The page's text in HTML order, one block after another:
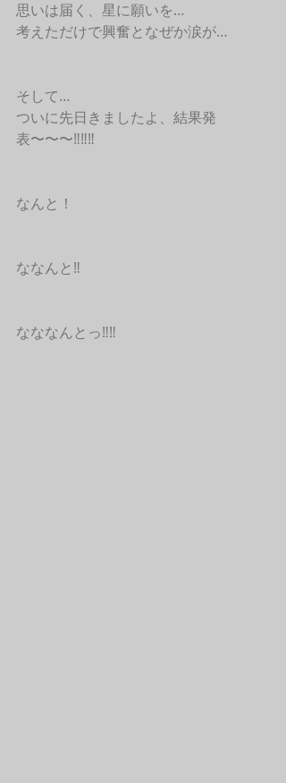
思いは届く、星に願いを…
考えただけで興奮となぜか涙が…
そして…
ついに先日きましたよ、結果発
表〜〜〜‼︎‼︎‼︎
なんと！
ななんと‼︎
なななんとっ‼︎‼︎